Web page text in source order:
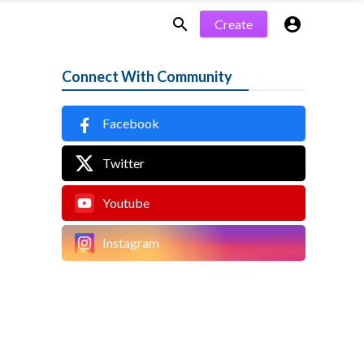
 Create 
Connect With Community
Facebook
Twitter
Youtube
Instagram